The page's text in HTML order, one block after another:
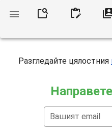
Разгледайте цялостния
Вашият email